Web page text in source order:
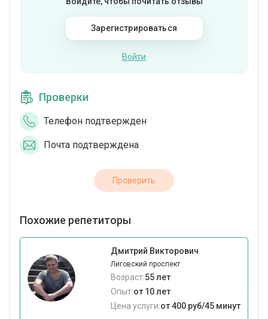
Зарегистрироваться
Войти
Проверки
Телефон подтвержден
Почта подтверждена
Проверить
Похожие репетиторы
Дмитрий Викторович
Лиговский проспект
Возраст:55 лет
Опыт:от 10 лет
Цена услуги:от 400 руб/45 минут